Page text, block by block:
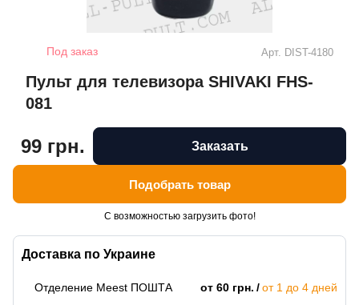
Под заказ Арт. DIST-4180
Пульт для телевизора SHIVAKI FHS-
081
Доставка по Украине
Отделение Meest ПОШТА от 60 грн.
от 1 до 4 дней
99 грн. Заказать
Подобрать товар
С возможностью загрузить фото!